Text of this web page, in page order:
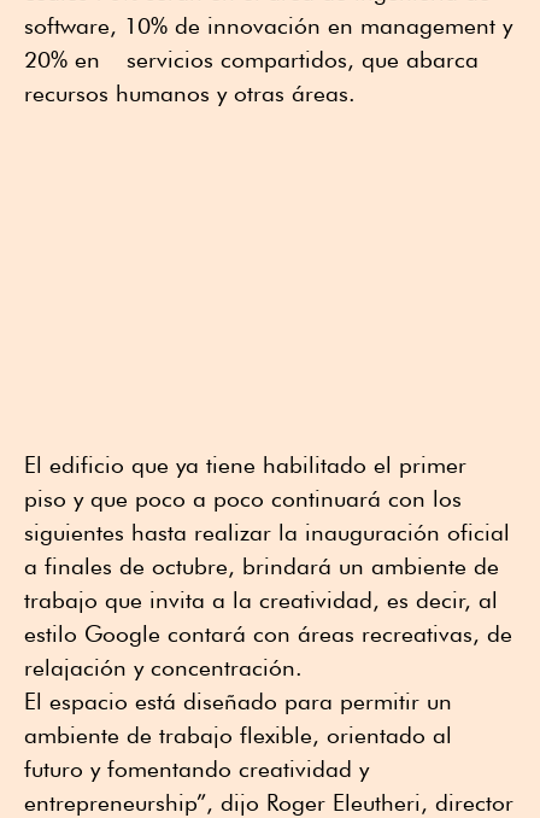
software, 10% de innovación en management y
20% en servicios compartidos, que abarca
recursos humanos y otras áreas.
El edificio que ya tiene habilitado el primer
piso y que poco a poco continuará con los
siguientes hasta realizar la inauguración oficial
a finales de octubre, brindará un ambiente de
trabajo que invita a la creatividad, es decir, al
estilo Google contará con áreas recreativas, de
relajación y concentración.
El espacio está diseñado para permitir un
ambiente de trabajo flexible, orientado al
futuro y fomentando creatividad y
entrepreneurship”, dijo Roger Eleutheri, director